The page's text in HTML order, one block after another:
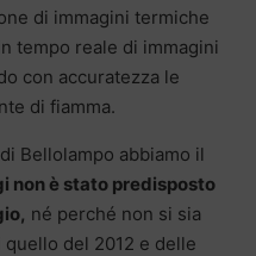
di immagini termiche
tempo reale di immagini
con accuratezza le
di fiamma.
Bellolampo abbiamo il
non è stato predisposto
né perché non si sia
del 2012 e delle